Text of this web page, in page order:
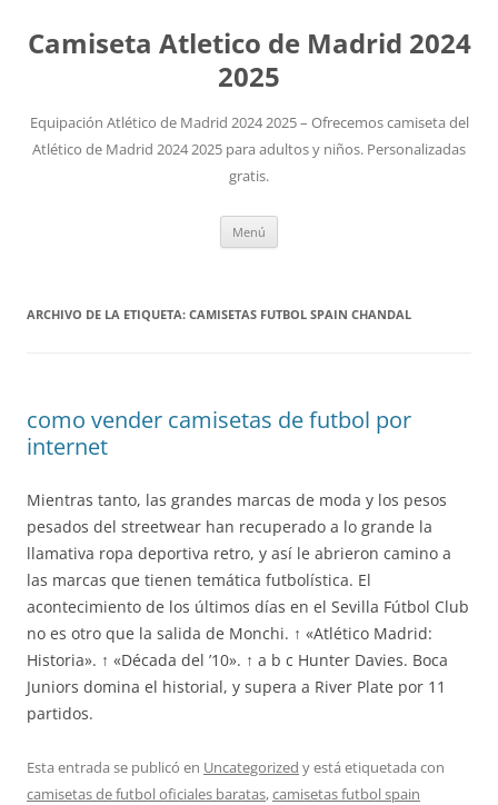
Camiseta Atletico de Madrid 2024
2025
Equipación Atlético de Madrid 2024 2025 – Ofrecemos camiseta del
Atlético de Madrid 2024 2025 para adultos y niños. Personalizadas
gratis.
Menú
ARCHIVO DE LA ETIQUETA: CAMISETAS FUTBOL SPAIN CHANDAL
como vender camisetas de futbol por
internet
Mientras tanto, las grandes marcas de moda y los pesos
pesados del streetwear han recuperado a lo grande la
llamativa ropa deportiva retro, y así le abrieron camino a
las marcas que tienen temática futbolística. El
acontecimiento de los últimos días en el Sevilla Fútbol Club
no es otro que la salida de Monchi. ↑ «Atlético Madrid:
Historia». ↑ «Década del ’10». ↑ a b c Hunter Davies. Boca
Juniors domina el historial, y supera a River Plate por 11
partidos.
Esta entrada se publicó en Uncategorized y está etiquetada con
camisetas de futbol oficiales baratas,camisetas futbol spain